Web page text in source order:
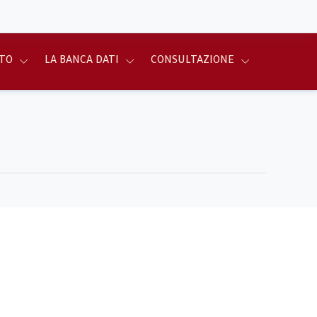
LA BANCA DATI CONSULTAZIONE